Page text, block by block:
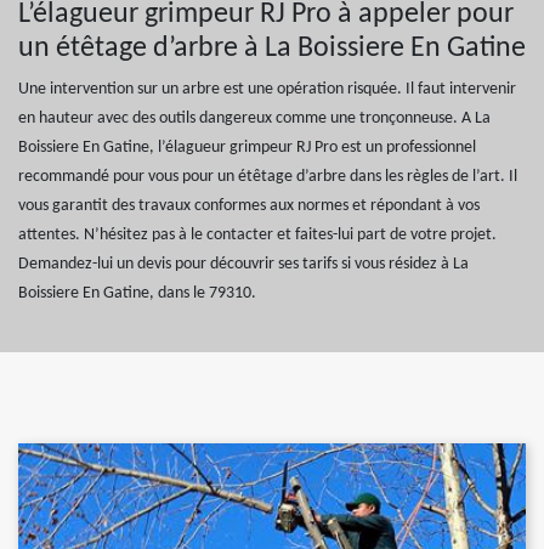
L’élagueur grimpeur RJ Pro à appeler pour
un étêtage d’arbre à La Boissiere En Gatine
Une intervention sur un arbre est une opération risquée. Il faut intervenir
en hauteur avec des outils dangereux comme une tronçonneuse. A La
Boissiere En Gatine, l’élagueur grimpeur RJ Pro est un professionnel
recommandé pour vous pour un étêtage d’arbre dans les règles de l’art. Il
vous garantit des travaux conformes aux normes et répondant à vos
attentes. N’hésitez pas à le contacter et faites-lui part de votre projet.
Demandez-lui un devis pour découvrir ses tarifs si vous résidez à La
Boissiere En Gatine, dans le 79310.